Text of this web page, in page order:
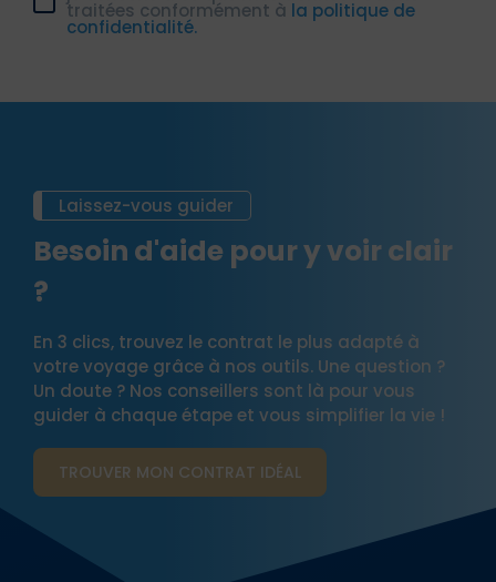
traitées conformément à la politique de
confidentialité.
Laissez-vous guider
Besoin d'aide pour y voir clair
?
En 3 clics, trouvez le contrat le plus adapté à
votre voyage grâce à nos outils. Une question ?
Un doute ? Nos conseillers sont là pour vous
guider à chaque étape et vous simplifier la vie !
TROUVER MON CONTRAT​ IDÉAL